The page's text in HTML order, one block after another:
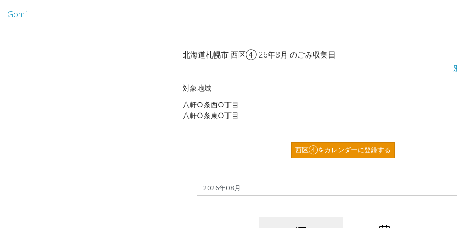
Gomi
北海道札幌市 西区④ 26年8月 のごみ収集日
対象地域
八軒○条西○丁目
八軒○条東○丁目
西区④をカレンダーに登録する